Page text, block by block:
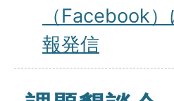
（Facebook
報発信